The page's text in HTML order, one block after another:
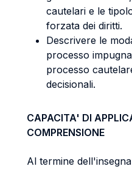
cautelari e le
forzata dei diritti.
Descrivere le
processo
processo
decisionali.
CAPACITA' DI
COMPRENSIONE
Al termine